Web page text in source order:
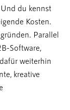
zu
anbieten
zu
zu Ihrer
für
Unsere
mit
der Dienste
du kennst
Kosten.
Parallel
Software,
weiterhin
kreative